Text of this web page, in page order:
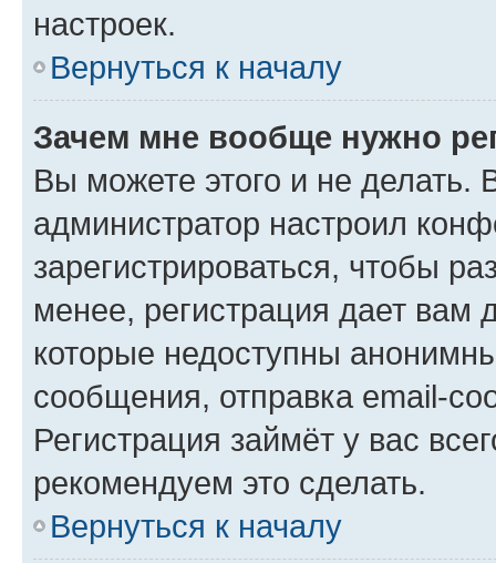
настроек.
Вернуться к началу
Зачем мне вообще нужно
Вы можете этого и не делать.
администратор настроил
зарегистрироваться, чтобы
менее, регистрация дает вам
которые недоступны
сообщения, отправка email-
Регистрация займёт у вас
рекомендуем это сделать.
Вернуться к началу